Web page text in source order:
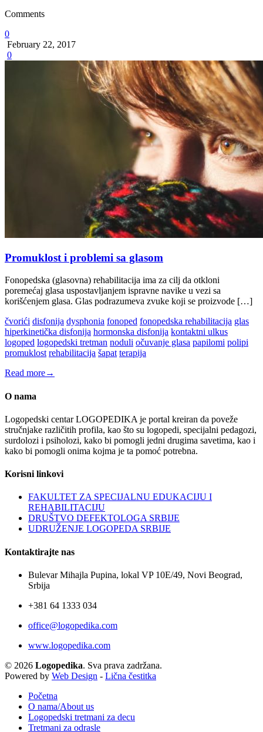
Comments
0
February 22, 2017
0
Promuklost i problemi sa glasom
Fonopedska (glasovna) rehabilitacija ima za cilj da otkloni
poremećaj glasa uspostavljanjem ispravne navike u vezi sa
korišćenjem glasa. Glas podrazumeva zvuke koji se proizvode […]
čvorići disfonija dysphonia fonoped fonopedska rehabilitacija glas
hiperkinetička disfonija hormonska disfonija kontaktni ulkus
logoped logopedski tretman noduli očuvanje glasa papilomi polipi
promuklost rehabilitacija šapat terapija
Read more→
O nama
Logopedski centar LOGOPEDIKA je portal kreiran da poveže
stručnjake različitih profila, kao što su logopedi, specijalni pedagozi,
surdolozi i psiholozi, kako bi pomogli jedni drugima savetima, kao i
kako bi pomogli onima kojma je ta pomoć potrebna.
Korisni linkovi
FAKULTET ZA SPECIJALNU EDUKACIJU I
REHABILITACIJU
DRUŠTVO DEFEKTOLOGA SRBIJE
UDRUŽENJE LOGOPEDA SRBIJE
Kontaktirajte nas
Bulevar Mihajla Pupina, lokal VP 10E/49, Novi Beograd,
Srbija
+381 64 1333 034
office@logopedika.com
www.logopedika.com
© 2026 Logopedika. Sva prava zadržana.
Powered by Web Design - Lična čestitka
Početna
O nama/About us
Logopedski tretmani za decu
Tretmani za odrasle